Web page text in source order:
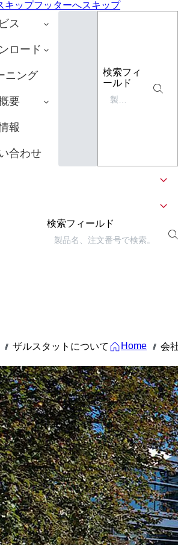
キップフッターへスキップ
ス
ロード
ニング
要
報
合わせ
検索フィ
ールド
検索フィールド
/// ザルスタットについて Home /// 会